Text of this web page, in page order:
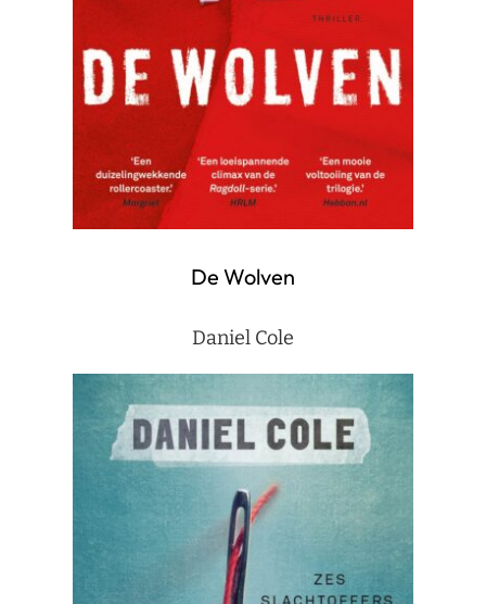
De Wolven
Daniel Cole